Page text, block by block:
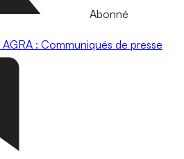
Abonné
AGRA : Communiqués de presse